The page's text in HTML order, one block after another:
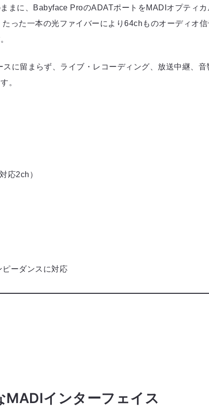
まに、Babyface ProのADATポートをMADIオプティ
った一本の光ファイバーにより64chものオーディオ
に留まらず、ライブ・レコーディング、放送中継、
。
応2ch）
ーダンスに対応
MADIインターフェイス